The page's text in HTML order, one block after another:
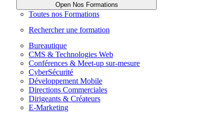
Open Nos Formations
Toutes nos Formations
Rechercher une formation
Bureautique
CMS & Technologies Web
Conférences & Meet-up sur-mesure
CyberSécurité
Développement Mobile
Directions Commerciales
Dirigeants & Créateurs
E-Marketing